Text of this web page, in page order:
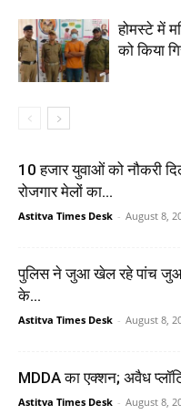
होमस्टे में
को किया
10 हजार युवाओं को नौकरी
रोजगार मेलों का...
Astitva Times Desk - August 8,
पुलिस ने जुआ खेल रहे पांच
के...
Astitva Times Desk - August 8,
MDDA का एक्शन; अवैध
Astitva Times Desk - August 8,